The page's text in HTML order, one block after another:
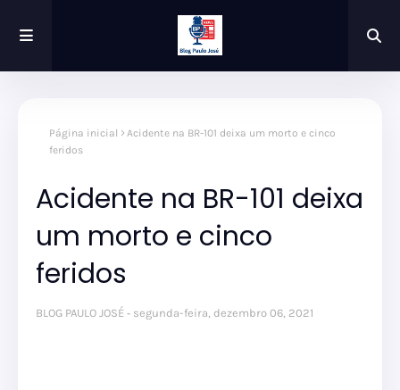
Página inicial
Acidente na BR-101 deixa um morto e cinco
feridos
Acidente na BR-101 deixa
um morto e cinco
feridos
BLOG PAULO JOSÉ segunda-feira, dezembro 06, 2021